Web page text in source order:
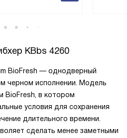
KBbs 4260
BioFresh — однодверный
черном исполнении. Модель
BioFresh, в котором
условия для сохранения
длительного времени.
сделать менее заметными